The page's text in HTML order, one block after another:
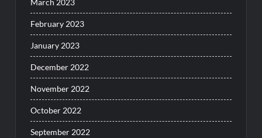
March 2023
February 2023
January 2023
December 2022
November 2022
October 2022
September 2022